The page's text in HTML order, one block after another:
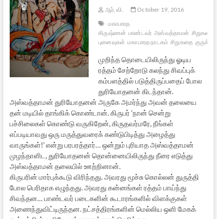
ஆர். வி.
October 19, 2016
மகாபாரத
கிருஷ்ணன் பாண்டவர் அஸ்வத்தாமன்
புனைவுகள் மகாபாரத நாடகம் சிறுகதை
முறிந்த தொடையிலிருந்து ஓடிய
ரத்தம் சேற்றோடு கலந்து சிவப்புக்
கம்பளத்தில் படுத்திருப்பதைப் போல
துரியோதனன் கிடந்தான்.
அஸ்வத்தாமன் துரியோதனன் அருகே அமர்ந்து அவன் தலையை
தன் மடியில் தாங்கிக் கொண்டான். கிருபர் ‘நான் சென்று
பச்சிலைகள் கொண்டு வருகிறேன், கிருதவர்மரே, நீங்கள்
எப்படியாவது ஒரு மருத்துவரைக் கண்டுபிடித்து அழைத்து
வாருங்கள்!’ என்று பரபரத்தார்… ஒன்றும் புரியாத அஸ்வத்தாமன்
முழந்தாளிட, துரியோதனன் தொன்னையிலிருந்து நீரை எடுத்து
அஸ்வத்தாமன் தலையில் ஊற்றினான்.
கிருபரின் மார்புக்கூடு விரிந்தது. அவரது மூச்சு கொல்லன் துருத்தி
போல பெரிதாக எழுந்தது. அவரது கன்னங்கள் ரத்தம் பாய்ந்து
சிவந்தன… பாண்டவர் படைகளின் கூடாரங்களில் விளக்குகள்
அணைந்துவிட்டிருந்தன. நட்சத்திரங்களின் மெல்லிய ஒளி மேகக்